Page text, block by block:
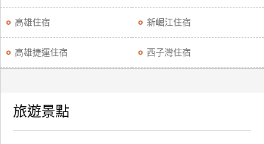
高雄住宿 新崛江住宿
高雄捷運住宿 西子灣住宿
旅遊景點